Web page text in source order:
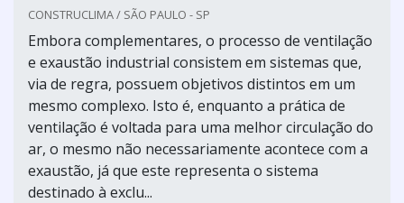
CONSTRUCLIMA / SÃO PAULO - SP
Embora complementares, o processo de ventilação
e exaustão industrial consistem em sistemas que,
via de regra, possuem objetivos distintos em um
mesmo complexo. Isto é, enquanto a prática de
ventilação é voltada para uma melhor circulação do
ar, o mesmo não necessariamente acontece com a
exaustão, já que este representa o sistema
destinado à exclu...